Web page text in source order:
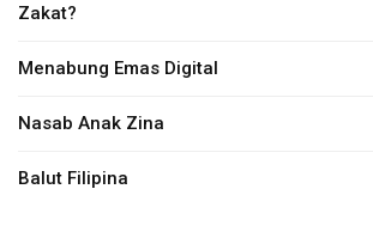
Zakat?
Menabung Emas Digital
Nasab Anak Zina
Balut Filipina